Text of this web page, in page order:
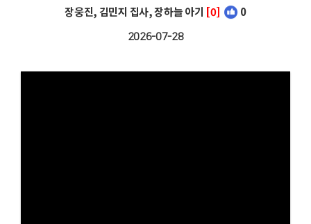
장웅진, 김민지 집사, 장하늘 아기 [0] 0
2026-07-28